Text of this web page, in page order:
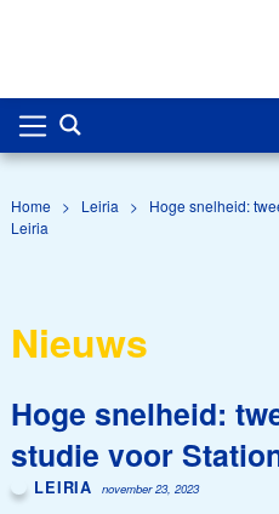
Home > Leiria >
Hoge snelheid:
Leiria
Nieuws
Hoge snelheid:
studie voor
LEIRIA november 23, 2023